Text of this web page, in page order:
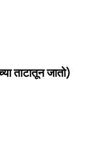
ताटातून जातो)